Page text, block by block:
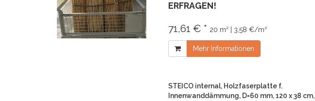
ERFRAGEN!
71,61 € * 20 m² | 3,58 €/m²
Mehr Informationen
STEICO internal, Holzfaserplatte f.
Innenwanddämmung, D=60 mm, 120 x 38 cm,